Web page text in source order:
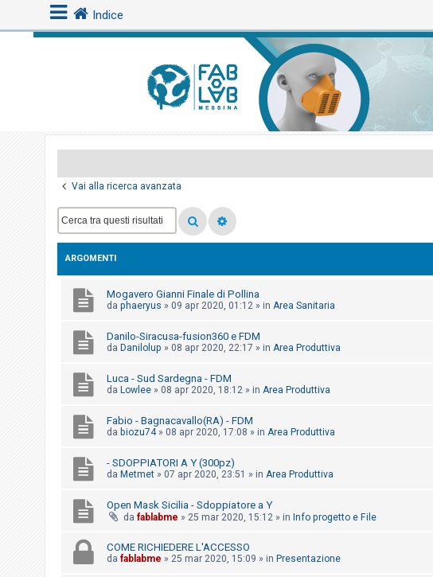
Indice
Vai alla ricerca avanzata
ARGOMENTI
Mogavero Gianni Finale di Pollina
da phaeryus » 09 apr 2020, 01:12 » in Area Sanitaria
Danilo-Siracusa-fusion360 e FDM
da Danilolup » 08 apr 2020, 22:17 » in Area Produttiva
Luca - Sud Sardegna - FDM
da Lowlee » 08 apr 2020, 18:12 » in Area Produttiva
Fabio - Bagnacavallo(RA) - FDM
da biozu74» 08 apr 2020, 17:08 » in Area Produttiva
- SDOPPIATORI A Y (300pz)
da Metmet » 07 apr 2020, 23:51 » in Area Produttiva
Open Mask Sicilia - Sdoppiatore a Y
da fablabme » 25 mar 2020, 15:12 » in Info progetto e File
COME RICHIEDERE L'ACCESSO
da fablabme » 25 mar 2020, 15:09 » in Presentazione